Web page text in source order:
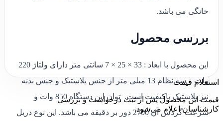
خانگی می باشد.
بررسی محصول
این محصول با ابعاد : 33 × 25 × 7 سانتی متر دارای ولتاژ 220
ولت و سه نظام 13 میلی متر از جنس پلاستیک و جنس بدنه
نیز پلاستیک باکیفیت است. توان این دستگاه 850 وات و
سرعت گردش آن 2700 دور بر دقیقه می باشد. این نوع دریل
استعلام قیمت
قیمت این محصول پس از ثبت درخواست و بررسی
کارشناسان اعلام می‌شود.